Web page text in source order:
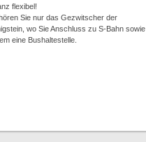
flexibel!
Sie nur das Gezwitscher der
wo Sie Anschluss zu S-Bahn sowie
eine Bushaltestelle.